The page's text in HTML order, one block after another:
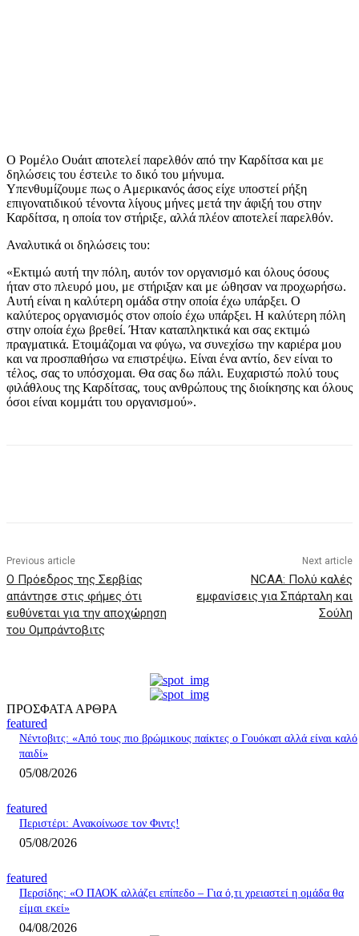
Ο Ρομέλο Ουάιτ αποτελεί παρελθόν από την Καρδίτσα και με
δηλώσεις του έστειλε το δικό του μήνυμα.
Υπενθυμίζουμε πως ο Αμερικανός άσος είχε υποστεί ρήξη
επιγονατιδικού τένοντα λίγους μήνες μετά την άφιξή του στην
Καρδίτσα, η οποία τον στήριξε, αλλά πλέον αποτελεί παρελθόν.
Αναλυτικά οι δηλώσεις του:
«Εκτιμώ αυτή την πόλη, αυτόν τον οργανισμό και όλους όσους
ήταν στο πλευρό μου, με στήριξαν και με ώθησαν να προχωρήσω.
Αυτή είναι η καλύτερη ομάδα στην οποία έχω υπάρξει. Ο
καλύτερος οργανισμός στον οποίο έχω υπάρξει. Η καλύτερη πόλη
στην οποία έχω βρεθεί. Ήταν καταπληκτικά και σας εκτιμώ
πραγματικά. Ετοιμάζομαι να φύγω, να συνεχίσω την καριέρα μου
και να προσπαθήσω να επιστρέψω. Είναι ένα αντίο, δεν είναι το
τέλος, σας το υπόσχομαι. Θα σας δω πάλι. Ευχαριστώ πολύ τους
φιλάθλους της Καρδίτσας, τους ανθρώπους της διοίκησης και όλους
όσοι είναι κομμάτι του οργανισμού».
Previous article
Ο Πρόεδρος της Σερβίας
απάντησε στις φήμες ότι
ευθύνεται για την αποχώρηση
του Ομπράντοβιτς
Next article
NCAA: Πολύ καλές
εμφανίσεις για Σπάρταλη και
Σούλη
ΠΡΟΣΦΑΤΑ ΑΡΘΡΑ
featured
Νέντοβιτς: «Από τους πιο βρώμικους παίκτες ο Γουόκαπ αλλά είναι καλό
παιδί»
05/08/2026
featured
Περιστέρι: Aνακοίνωσε τον Φιντς!
05/08/2026
featured
Περσίδης: «Ο ΠΑΟΚ αλλάζει επίπεδο – Για ό,τι χρειαστεί η ομάδα θα
είμαι εκεί»
04/08/2026